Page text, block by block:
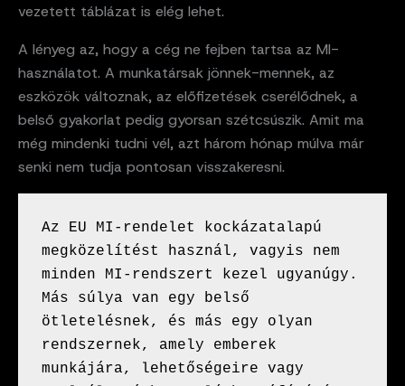
vezetett táblázat is elég lehet.
A lényeg az, hogy a cég ne fejben tartsa az MI-
használatot. A munkatársak jönnek-mennek, az
eszközök változnak, az előfizetések cserélődnek, a
belső gyakorlat pedig gyorsan szétcsúszik. Amit ma
még mindenki tudni vél, azt három hónap múlva már
senki nem tudja pontosan visszakeresni.
Az EU MI-rendelet kockázatalapú
megközelítést használ, vagyis nem
minden MI-rendszert kezel ugyanúgy.
Más súlya van egy belső
ötletelésnek, és más egy olyan
rendszernek, amely emberek
munkájára, lehetőségeire vagy